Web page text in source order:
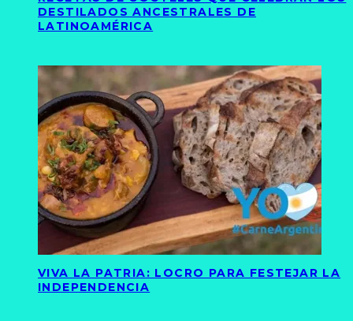
DESTILADOS ANCESTRALES DE
LATINOAMÉRICA
VIVA LA PATRIA: LOCRO PARA FESTEJAR LA
INDEPENDENCIA